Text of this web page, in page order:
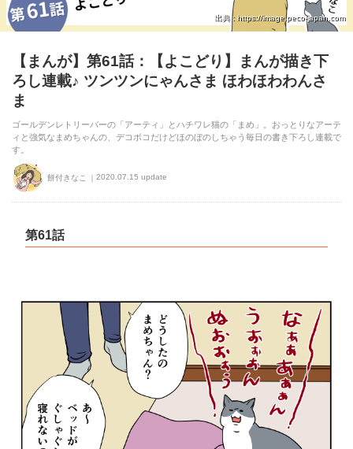
出典 : https://image.peco-japan.com
【まんが】第61話：【よこどり】まんが描き下
ろし連載♪ ツンツンにゃんさま ほわほわわんさ
ま
ゴールデンレトリーバーの「アーティ」とハチワレ猫の「まめ」。おっとりなアーテ
ィと強気なまめちゃんの、デコボコだけどほのぼのしちゃう毎日の書き下ろし連載で
す。
餅付きなこ 2020.07.15 update
第61話